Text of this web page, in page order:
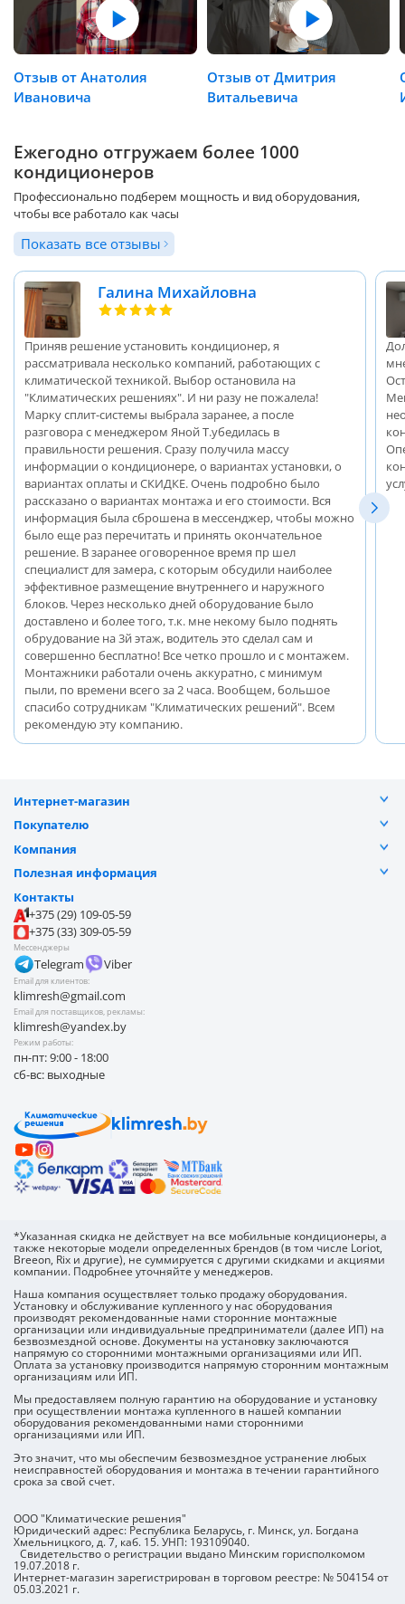
Отзыв от Анатолия
Ивановича
Отзыв от Дмитрия
Витальевича
Ежегодно отгружаем более 1000
кондиционеров
Профессионально подберем мощность и вид оборудования,
чтобы все работало как часы
Галина Михайловна
Приняв решение установить кондиционер, я
рассматривала несколько компаний, работающих с
климатической техникой. Выбор остановила на
"Климатических решениях". И ни разу не пожалела!
Марку сплит-системы выбрала заранее, а после
разговора с менеджером Яной Т.убедилась в
правильности решения. Сразу получила массу
информации о кондиционере, о вариантах установки, о
вариантах оплаты и СКИДКЕ. Очень подробно было
рассказано о вариантах монтажа и его стоимости. Вся
информация была сброшена в мессенджер, чтобы можно
было еще раз перечитать и принять окончательное
решение. В заранее оговоренное время пр шел
специалист для замера, с которым обсудили наиболее
эффективное размещение внутреннего и наружного
блоков. Через несколько дней оборудование было
доставлено и более того, т.к. мне некому было поднять
обрудование на 3й этаж, водитель это сделал сам и
совершенно бесплатно! Все четко прошло и с монтажем.
Монтажники работали очень аккуратно, с минимум
пыли, по времени всего за 2 часа. Вообщем, большое
спасибо сотрудникам "Климатических решений". Всем
рекомендую эту компанию.
Показать все отзывы
Интернет-магазин
Каталог
Услуги
Акции
Оплата частями
Блог
Покупателю
Разъяснение прав
Договор публичной оферты
Доставка
Обработка персональных данных
Оплата
Покупателю
Компания
Видеоотзывы
Наши работы
О компании
Безналичные продажи
Полезная информация
Замена и возврат товара
Контакты
+375 (29) 109-05-59
+375 (33) 309-05-59
Мессенджеры
Telegram Viber
Email для клиентов:
klimresh@gmail.com
Email для поставщиков, рекламы:
klimresh@yandex.by
Режим работы:
пн-пт: 9:00 - 18:00
сб-вс: выходные
*Указанная скидка не действует на все мобильные кондиционеры, а
также некоторые модели определенных брендов (в том числе Loriot,
Breeon, Rix и другие), не суммируется с другими скидками и акциями
компании. Подробнее уточняйте у менеджеров.
Наша компания осуществляет только продажу оборудования.
Установку и обслуживание купленного у нас оборудования
производят рекомендованные нами сторонние монтажные
организации или индивидуальные предприниматели (далее ИП) на
безвозмездной основе. Документы на установку заключаются
напрямую со сторонними монтажными организациями или ИП.
Оплата за установку производится напрямую сторонним монтажным
организациям или ИП.
Мы предоставляем полную гарантию на оборудование и установку
при осуществлении монтажа купленного в нашей компании
оборудования рекомендованными нами сторонними
организациями или ИП.
Это значит, что мы обеспечим безвозмездное устранение любых
неисправностей оборудования и монтажа в течении гарантийного
срока за свой счет.
ООО "Климатические решения"
Юридический адрес: Республика Беларусь, г. Минск, ул. Богдана
Хмельницкого, д. 7, каб. 15. УНП: 193109040.
Свидетельство о регистрации выдано Минским горисполкомом
19.07.2018 г.
Интернет-магазин зарегистрирован в торговом реестре: № 504154 от
05.03.2021 г.